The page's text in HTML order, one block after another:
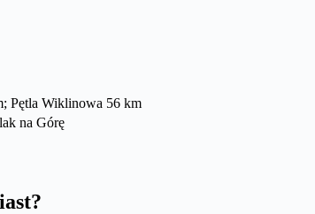
Pętla Wiklinowa 56 km
na Górę